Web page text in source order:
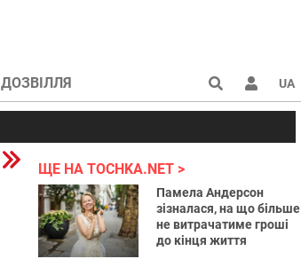
ДОЗВІЛЛЯ UA
Війна в Україні 2022
ЩЕ НА TOCHKA.NET
Памела Андерсон
зізналася, на що більше
не витрачатиме гроші
до кінця життя